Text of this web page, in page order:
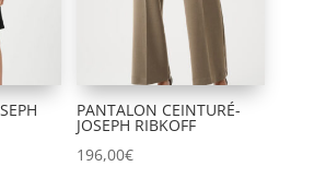
PANTALON CEINTURÉ-
JOSEPH RIBKOFF
196,00€